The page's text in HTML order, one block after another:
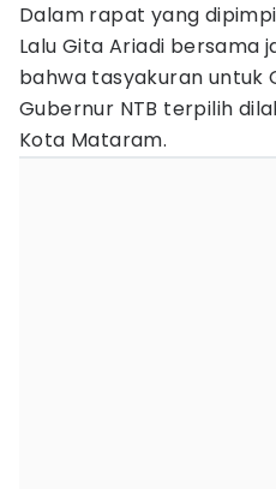
Dalam rapat yang
Lalu Gita Ariadi bersama
bahwa tasyakuran untuk
Gubernur NTB terpilih
Kota Mataram.